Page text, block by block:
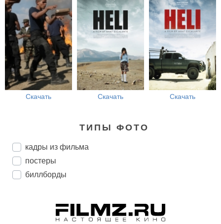
Скачать Скачать Скачать
ТИПЫ ФОТО
кадры из фильма
постеры
биллборды